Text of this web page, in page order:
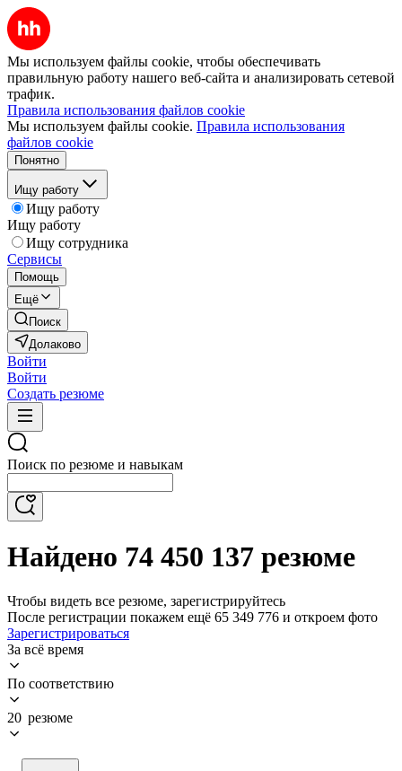
Мы используем файлы cookie, чтобы обеспечивать
правильную работу нашего веб-сайта и анализировать сетевой
трафик.
Правила использования файлов cookie
Мы используем файлы cookie. Правила использования
файлов cookie
Понятно
Ищу работу
Ищу работу
Ищу работу
Ищу сотрудника
Сервисы
Помощь
Ещё
Поиск
Долаково
Войти
Войти
Создать резюме
Поиск по резюме и навыкам
Найдено 74 450 137 резюме
Чтобы видеть все резюме, зарегистрируйтесь
После регистрации покажем ещё 65 349 776 и откроем фото
Зарегистрироваться
За всё время
По соответствию
20 резюме